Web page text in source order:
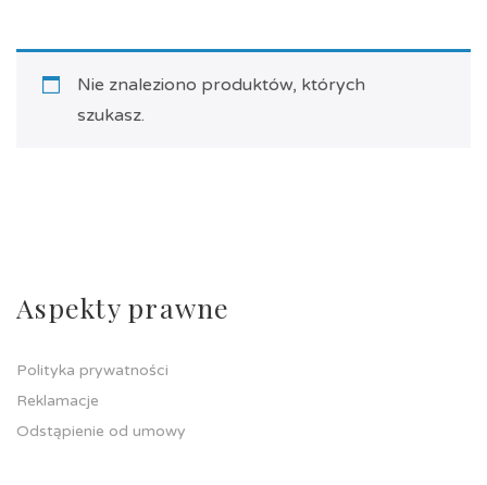
Nie znaleziono produktów, których
szukasz.
Aspekty prawne
Polityka prywatności
Reklamacje
Odstąpienie od umowy